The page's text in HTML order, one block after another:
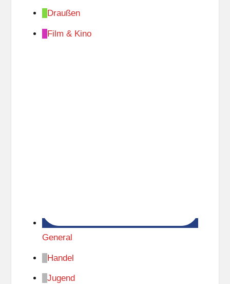
Draußen
Film & Kino
General
Handel
Jugend